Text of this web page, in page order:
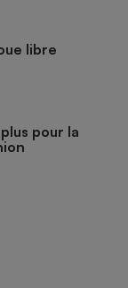
libre
pour la